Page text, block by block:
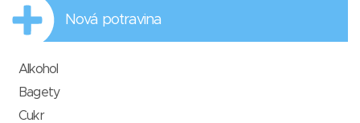
Nová potravina
Alkohol
Bagety
Cukr